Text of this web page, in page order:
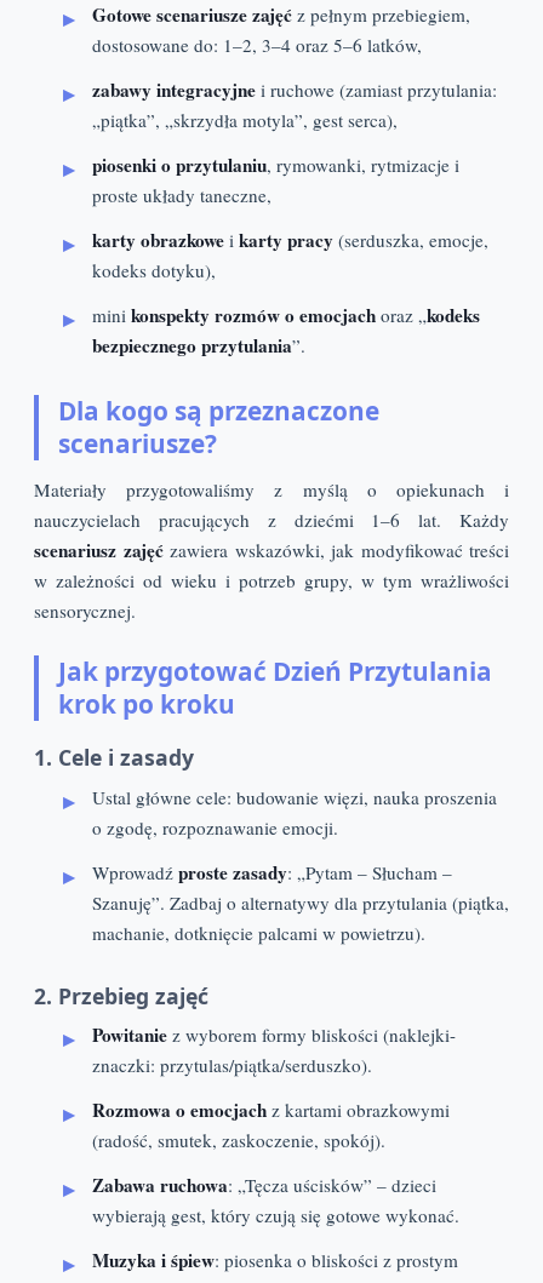
Gotowe scenariusze zajęć z pełnym przebiegiem,
dostosowane do: 1–2, 3–4 oraz 5–6 latków,
zabawy integracyjne i ruchowe (zamiast przytulania:
„piątka”, „skrzydła motyla”, gest serca),
piosenki o przytulaniu, rymowanki, rytmizacje i
proste układy taneczne,
karty obrazkowe i karty pracy (serduszka, emocje,
kodeks dotyku),
mini konspekty rozmów o emocjach oraz „kodeks
bezpiecznego przytulania”.
Dla kogo są przeznaczone
scenariusze?
Materiały przygotowaliśmy z myślą o opiekunach i
nauczycielach pracujących z dziećmi 1–6 lat. Każdy
scenariusz zajęćzawiera wskazówki, jak modyfikować treści
w zależności od wieku i potrzeb grupy, w tym wrażliwości
sensorycznej.
Jak przygotować Dzień Przytulania
krok po kroku
1. Cele i zasady
Ustal główne cele: budowanie więzi, nauka proszenia
o zgodę, rozpoznawanie emocji.
Wprowadź proste zasady: „Pytam – Słucham –
Szanuję”. Zadbaj o alternatywy dla przytulania (piątka,
machanie, dotknięcie palcami w powietrzu).
2. Przebieg zajęć
Powitanie z wyborem formy bliskości (naklejki-
znaczki: przytulas/piątka/serduszko).
Rozmowa o emocjach z kartami obrazkowymi
(radość, smutek, zaskoczenie, spokój).
Zabawa ruchowa: „Tęcza uścisków” – dzieci
wybierają gest, który czują się gotowe wykonać.
Muzyka i śpiew: piosenka o bliskości z prostym